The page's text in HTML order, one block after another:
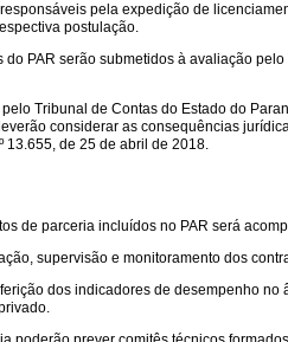
pela expedição de
postulação.
do PAR serão submetidos à avaliação
Tribunal de Contas do Estado do
considerar as consequências
13.655, de 25 de abril de 2018.
de parceria incluídos no PAR será
supervisão e monitoramento dos
dos indicadores de desempenho